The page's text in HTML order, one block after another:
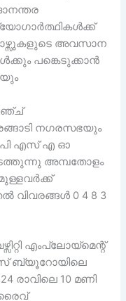
അവസാന
പങ്കെടുക്കാൻ
നഗരസഭയും
പി എസ് എ ഓ
അമ്പതോളം
വിവരങ്ങൾ 0 4 8 3
എംപ്ലോയ്മെന്റ്
ബ്യൂറോയിലെ
രാവിലെ 10 മണി